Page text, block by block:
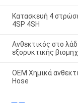
Κατασκευή 4
4SP 4SH
Ανθεκτικός στο
εξορυκτικής
OEM Χημικά
Hose